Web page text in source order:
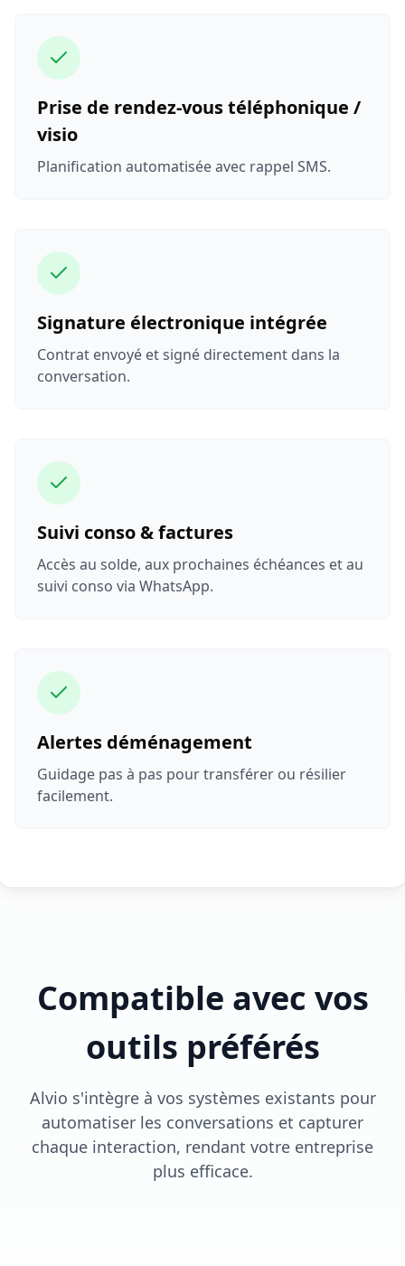
Prise de rendez‑vous téléphonique /
visio
Planification automatisée avec rappel SMS.
Signature électronique intégrée
Contrat envoyé et signé directement dans la
conversation.
Suivi conso & factures
Accès au solde, aux prochaines échéances et au
suivi conso via WhatsApp.
Alertes déménagement
Guidage pas à pas pour transférer ou résilier
facilement.
Compatible avec vos
outils préférés
Alvio s'intègre à vos systèmes existants pour
automatiser les conversations et capturer
chaque interaction, rendant votre entreprise
plus efficace.